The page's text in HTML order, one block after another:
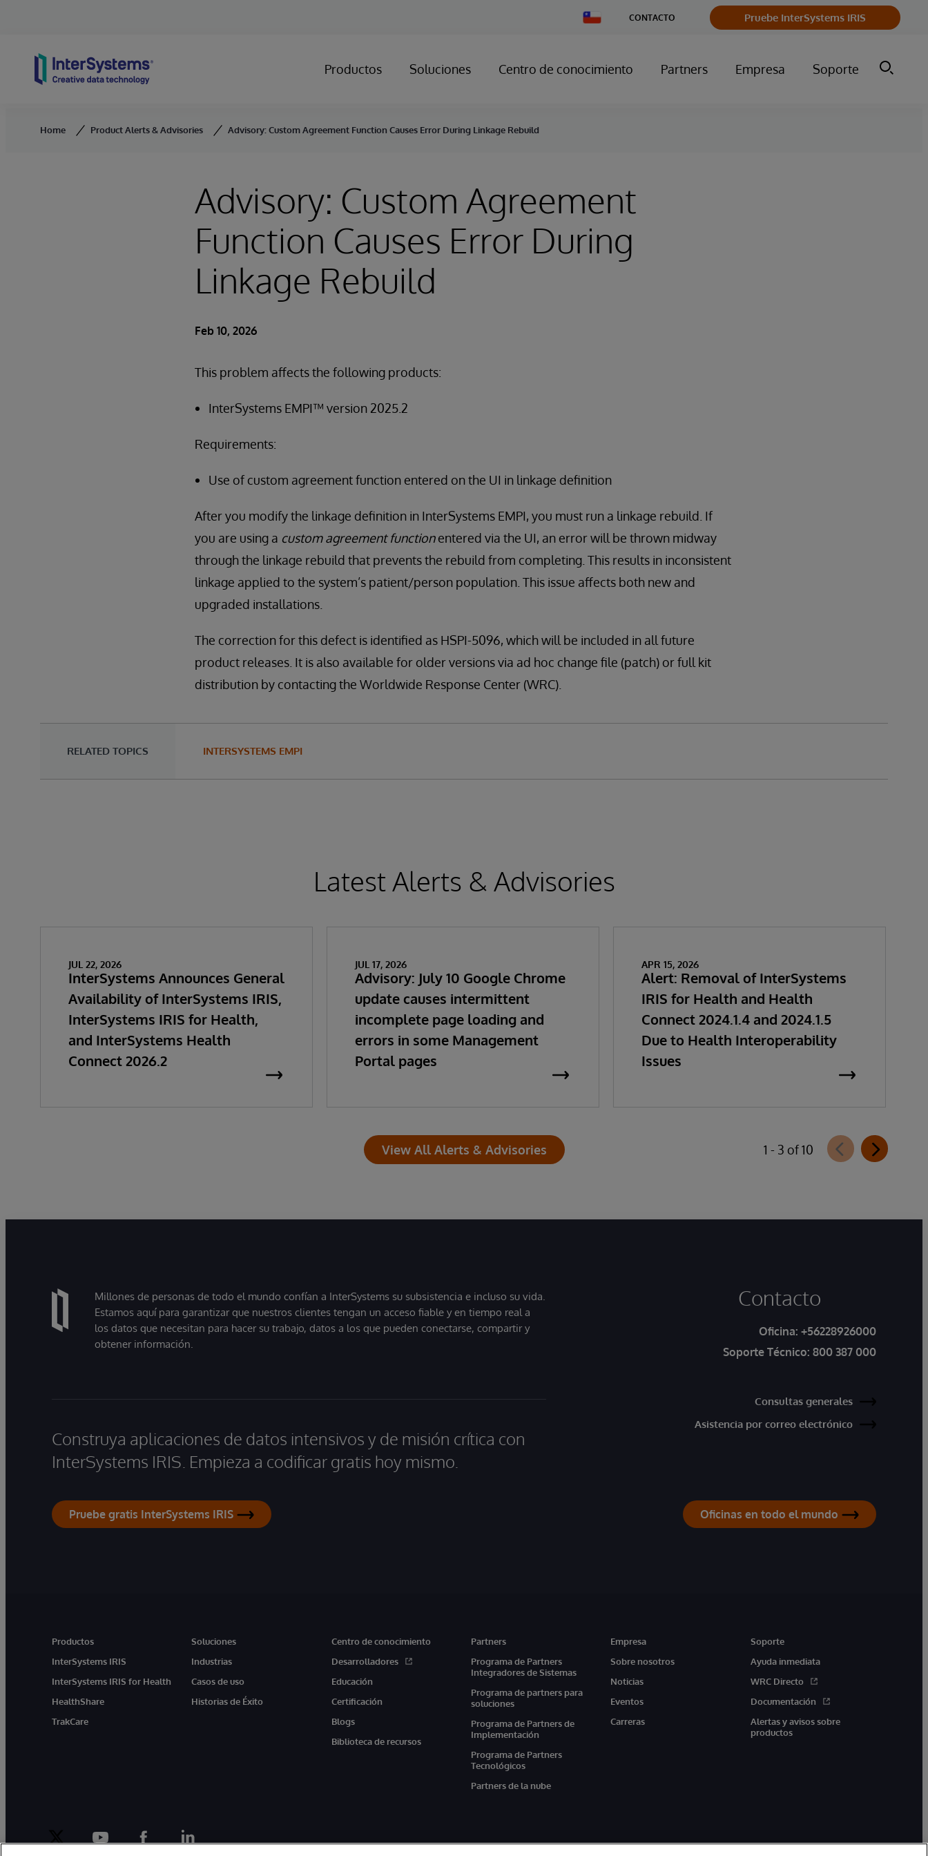
Change
Country
CONTACTO Pruebe InterSystems IRIS
Productos Soluciones Centro de conocimiento Partners Empresa Soporte
Home Product Alerts & Advisories Advisory: Custom Agreement Function Causes Error During Linkage Rebuild
Advisory: Custom Agreement
Function Causes Error During
Linkage Rebuild
Feb 10, 2026
This problem affects the following products:
InterSystems EMPI™ version 2025.2
Requirements:
Use of custom agreement function entered on the UI in linkage definition
After you modify the linkage definition in InterSystems EMPI, you must run a linkage rebuild. If
you are using a custom agreement functionentered via the UI, an error will be thrown midway
through the linkage rebuild that prevents the rebuild from completing. This results in inconsistent
linkage applied to the system’s patient/person population. This issue affects both new and
upgraded installations.
The correction for this defect is identified as HSPI-5096, which will be included in all future
product releases. It is also available for older versions via ad hoc change file (patch) or full kit
distribution by contacting the Worldwide Response Center (WRC).
RELATED TOPICS INTERSYSTEMS EMPI
Latest Alerts & Advisories
JUL 22, 2026
InterSystems Announces General
Availability of InterSystems IRIS,
InterSystems IRIS for Health,
and InterSystems Health
Connect 2026.2
JUL 17, 2026
Advisory: July 10 Google Chrome
update causes intermittent
incomplete page loading and
errors in some Management
Portal pages
APR 15, 2026
Alert: Removal of InterSystems
IRIS for Health and Health
Connect 2024.1.4 and 2024.1.5
Due to Health Interoperability
Issues
View All Alerts & Advisories 1 - 3 of 10
Millones de personas de todo el mundo confían a InterSystems su subsistencia e incluso su vida.
Estamos aquí para garantizar que nuestros clientes tengan un acceso fiable y en tiempo real a
los datos que necesitan para hacer su trabajo, datos a los que pueden conectarse, compartir y
obtener información.
Construya aplicaciones de datos intensivos y de misión crítica con
InterSystems IRIS. Empieza a codificar gratis hoy mismo.
Pruebe gratis InterSystems IRIS
Contacto
Oficina: +56228926000
Soporte Técnico: 800 387 000
Consultas generales
Asistencia por correo electrónico
Oficinas en todo el mundo
Productos
InterSystems IRIS
InterSystems IRIS for Health
HealthShare
TrakCare
Soluciones
Industrias
Casos de uso
Historias de Éxito
Centro de conocimiento
Desarrolladores
Educación
Certificación
Blogs
Biblioteca de recursos
Partners
Programa de Partners
Integradores de Sistemas
Programa de partners para
soluciones
Programa de Partners de
Implementación
Programa de Partners
Tecnológicos
Partners de la nube
Empresa
Sobre nosotros
Noticias
Eventos
Carreras
Soporte
Ayuda inmediata
WRC Directo
Documentación
Alertas y avisos sobre
productos
twitter youtubefacebooklinkedin